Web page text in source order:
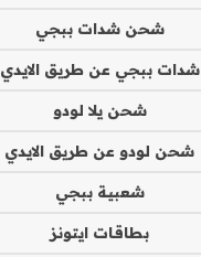
شحن شدات ببجي
شدات ببجي عن طريق الايدي
شحن يلا لودو
شحن لودو عن طريق الايدي
شعبية ببجي
بطاقات ايتونز